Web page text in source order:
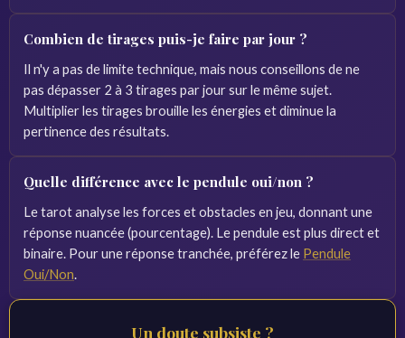
Combien de tirages puis-je faire par jour ?
Il n'y a pas de limite technique, mais nous conseillons de ne
pas dépasser 2 à 3 tirages par jour sur le même sujet.
Multiplier les tirages brouille les énergies et diminue la
pertinence des résultats.
Quelle différence avec le pendule oui/non ?
Le tarot analyse les forces et obstacles en jeu, donnant une
réponse nuancée (pourcentage). Le pendule est plus direct et
binaire. Pour une réponse tranchée, préférez le Pendule
Oui/Non.
Un doute subsiste ?